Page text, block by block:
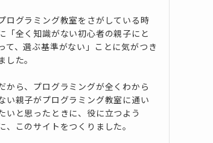
ログラミング教室をさがしている時
「全く知識がない初心者の親子にと
て、選ぶ基準がない」ことに気がつき
した。
から、プログラミングが全くわから
い親子がプログラミング教室に通い
いと思ったときに、役に立つよう
、このサイトをつくりました。